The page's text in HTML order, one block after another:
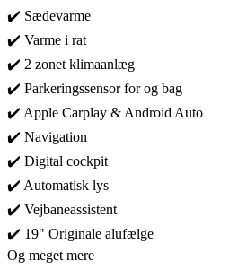
✔️ Sædevarme
✔️ Varme i rat
✔️ 2 zonet klimaanlæg
✔️ Parkeringssensor for og bag
✔️ Apple Carplay & Android Auto
✔️ Navigation
✔️ Digital cockpit
✔️ Automatisk lys
✔️ Vejbaneassistent
✔️ 19" Originale alufælge
Og meget mere